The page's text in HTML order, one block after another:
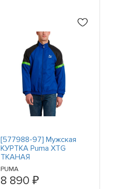
[577988-97] Мужская
КУРТКА Puma XTG
ТКАНАЯ
PUMA
8 890 ₽